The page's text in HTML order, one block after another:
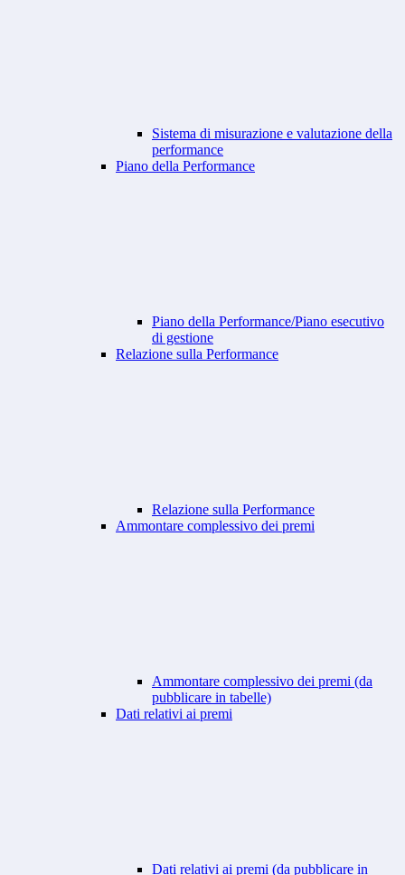
Sistema di misurazione e valutazione della
performance
Piano della Performance
Piano della Performance/Piano esecutivo
di gestione
Relazione sulla Performance
Relazione sulla Performance
Ammontare complessivo dei premi
Ammontare complessivo dei premi (da
pubblicare in tabelle)
Dati relativi ai premi
Dati relativi ai premi (da pubblicare in